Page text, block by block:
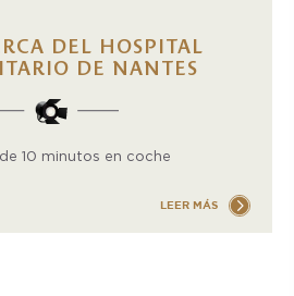
DEL HOSPITAL
DE NANTES
10 minutos en coche
LEER MÁS